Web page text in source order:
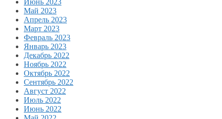
Июнь 2023
Май 2023
Апрель 2023
Март 2023
Февраль 2023
Январь 2023
Декабрь 2022
Ноябрь 2022
Октябрь 2022
Сентябрь 2022
Август 2022
Июль 2022
Июнь 2022